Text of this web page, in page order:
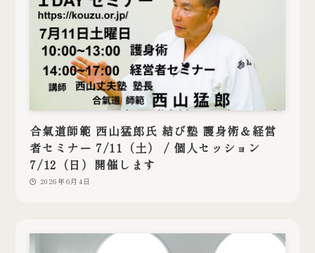
合氣道師範 西山猛郎氏 結び塾 護身術＆経営
者セミナー 7/11（土） / 個人セッション
7/12（日）開催します
2026年6月4日